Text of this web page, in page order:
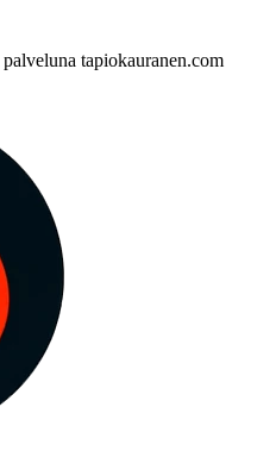
palveluna tapiokauranen.com